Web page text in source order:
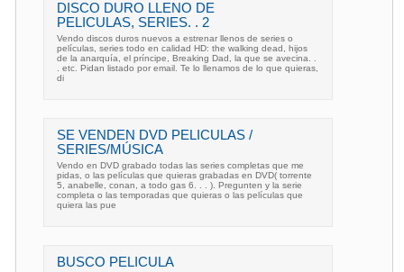
DISCO DURO LLENO DE
PELICULAS, SERIES. . 2
Vendo discos duros nuevos a estrenar llenos de series o
películas, series todo en calidad HD: the walking dead, hijos
de la anarquía, el príncipe, Breaking Dad, la que se avecina. .
. etc. Pidan listado por email. Te lo llenamos de lo que quieras,
di
SE VENDEN DVD PELICULAS /
SERIES/MÚSICA
Vendo en DVD grabado todas las series completas que me
pidas, o las películas que quieras grabadas en DVD( torrente
5, anabelle, conan, a todo gas 6. . . ). Pregunten y la serie
completa o las temporadas que quieras o las películas que
quiera las pue
BUSCO PELICULA